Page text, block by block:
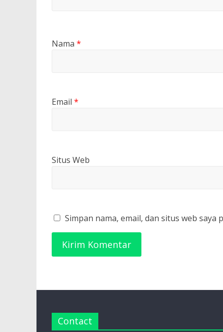
Nama *
Email *
Situs Web
Simpan nama, email, dan situs web
Contact